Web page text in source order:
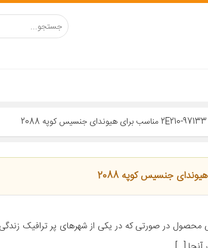
محصول در صورتی که در یکی از شهر‌های پر ترافیک